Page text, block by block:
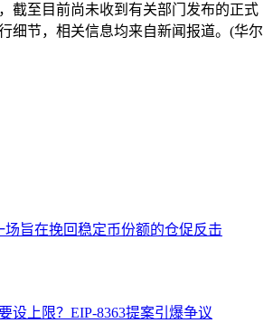
截至目前尚未收到有关部门发布的正式
细节，相关信息均来自新闻报道。(华尔
场旨在挽回稳定币份额的仓促反击
设上限？EIP-8363提案引爆争议